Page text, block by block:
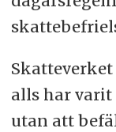
alls har
utan att